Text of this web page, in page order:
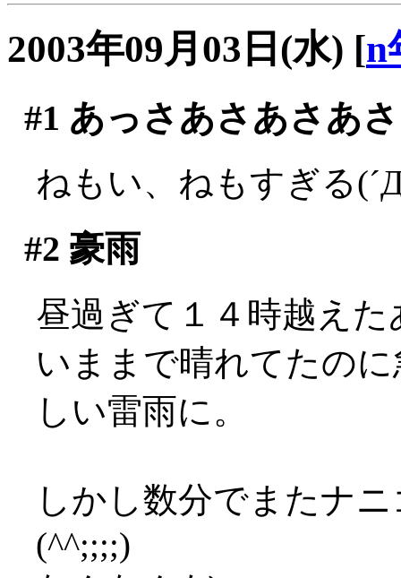
2003年09月03日(水) [n
#1 あっさあさあさあ
ねもい、ねもすぎる
#2 豪雨
昼過ぎて１４時越え
いままで晴れてたの
しい雷雨に。
しかし数分でまたナ
(^^;;;;)